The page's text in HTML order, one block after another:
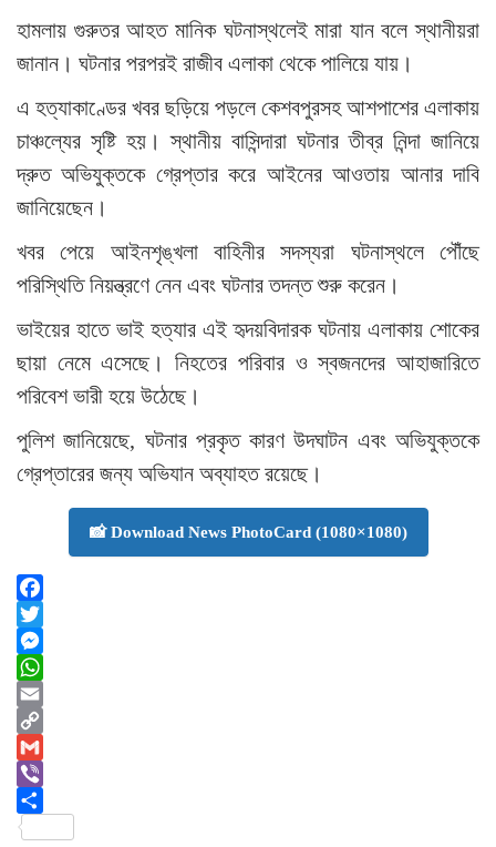
হামলায় গুরুতর আহত মানিক ঘটনাস্থলেই মারা যান বলে স্থানীয়রা
জানান। ঘটনার পরপরই রাজীব এলাকা থেকে পালিয়ে যায়।
এ হত্যাকাণ্ডের খবর ছড়িয়ে পড়লে কেশবপুরসহ আশপাশের এলাকায়
চাঞ্চল্যের সৃষ্টি হয়। স্থানীয় বাসিন্দারা ঘটনার তীব্র নিন্দা জানিয়ে
দ্রুত অভিযুক্তকে গ্রেপ্তার করে আইনের আওতায় আনার দাবি
জানিয়েছেন।
খবর পেয়ে আইনশৃঙ্খলা বাহিনীর সদস্যরা ঘটনাস্থলে পৌঁছে
পরিস্থিতি নিয়ন্ত্রণে নেন এবং ঘটনার তদন্ত শুরু করেন।
ভাইয়ের হাতে ভাই হত্যার এই হৃদয়বিদারক ঘটনায় এলাকায় শোকের
ছায়া নেমে এসেছে। নিহতের পরিবার ও স্বজনদের আহাজারিতে
পরিবেশ ভারী হয়ে উঠেছে।
পুলিশ জানিয়েছে, ঘটনার প্রকৃত কারণ উদঘাটন এবং অভিযুক্তকে
গ্রেপ্তারের জন্য অভিযান অব্যাহত রয়েছে।
📸 Download News PhotoCard (1080×1080)
Facebook
Twitter
Messenger
WhatsApp
Email
Copy
Link
Gmail
Viber